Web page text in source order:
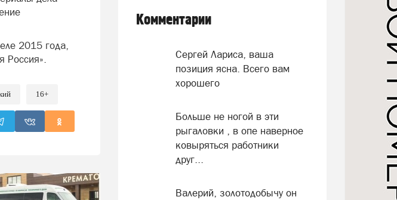
2015 года,
Россия».
16+
Комментарии
Сергей Лариса, ваша
позиция ясна. Всего вам
хорошего
Больше не ногой в эти
рыгаловки , в опе наверное
ковыряться работники
друг...
Валерий, золотодобычу он